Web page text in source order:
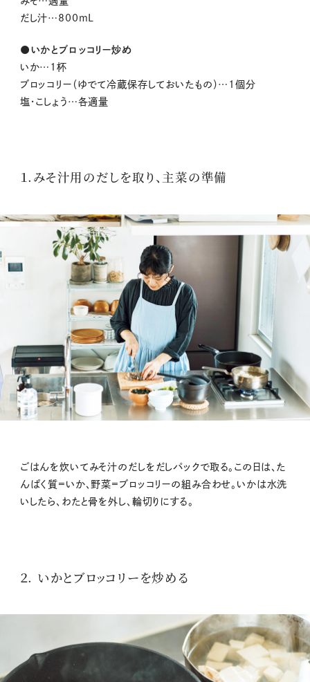
だし汁…800mL
●いかとブロッコリー炒め
いか…1杯
ブロッコリー（ゆでて冷蔵保存しておいたもの）…1個分
塩・こしょう…各適量
１.みそ汁用のだしを取り、主菜の準備
ごはんを炊いてみそ汁のだしをだしパックで取る。この日は、た
んぱく質=いか、野菜=ブロッコリーの組み合わせ。いかは水洗
いしたら、わたと骨を外し、輪切りにする。
２. いかとブロッコリーを炒める